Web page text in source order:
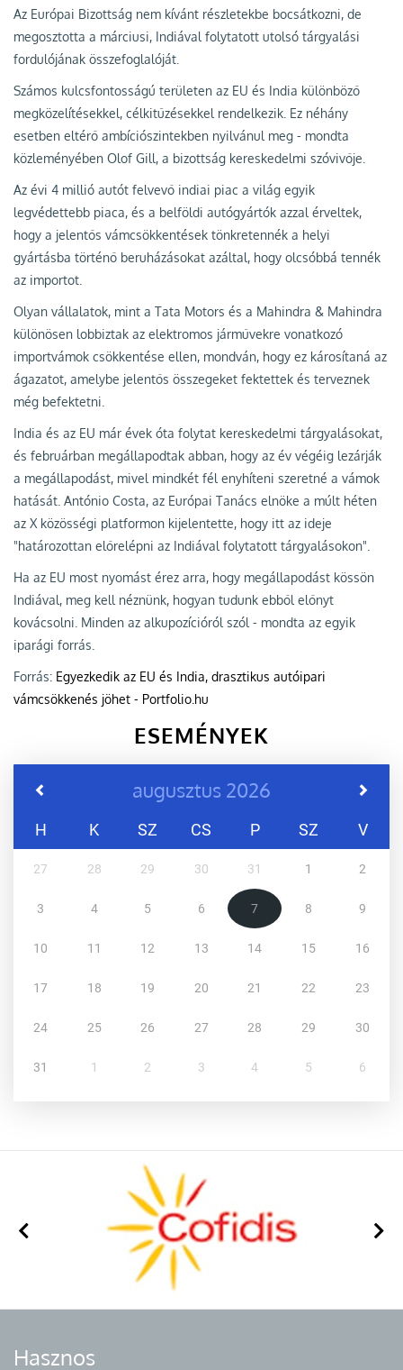
Az Európai Bizottság nem kívánt részletekbe bocsátkozni, de
megosztotta a márciusi, Indiával folytatott utolsó tárgyalási
fordulójának összefoglalóját.
Számos kulcsfontosságú területen az EU és India különböző
megközelítésekkel, célkitűzésekkel rendelkezik. Ez néhány
esetben eltérő ambíciószintekben nyilvánul meg - mondta
közleményében Olof Gill, a bizottság kereskedelmi szóvivője.
Az évi 4 millió autót felvevő indiai piac a világ egyik
legvédettebb piaca, és a belföldi autógyártók azzal érveltek,
hogy a jelentős vámcsökkentések tönkretennék a helyi
gyártásba történő beruházásokat azáltal, hogy olcsóbbá tennék
az importot.
Olyan vállalatok, mint a Tata Motors és a Mahindra & Mahindra
különösen lobbiztak az elektromos járművekre vonatkozó
importvámok csökkentése ellen, mondván, hogy ez károsítaná az
ágazatot, amelybe jelentős összegeket fektettek és terveznek
még befektetni.
India és az EU már évek óta folytat kereskedelmi tárgyalásokat,
és februárban megállapodtak abban, hogy az év végéig lezárják
a megállapodást, mivel mindkét fél enyhíteni szeretné a vámok
hatását. António Costa, az Európai Tanács elnöke a múlt héten
az X közösségi platformon kijelentette, hogy itt az ideje
"határozottan előrelépni az Indiával folytatott tárgyalásokon".
Ha az EU most nyomást érez arra, hogy megállapodást kössön
Indiával, meg kell néznünk, hogyan tudunk ebből előnyt
kovácsolni. Minden az alkupozícióról szól - mondta az egyik
iparági forrás.
Forrás: Egyezkedik az EU és India, drasztikus autóipari
vámcsökkenés jöhet - Portfolio.hu
ESEMÉNYEK
augusztus 2026
H K SZ CS P SZ V
27 28 29 30 31 1 2
3 4 5 6 7 8 9
10 11 12 13 14 15 16
17 18 19 20 21 22 23
24 25 26 27 28 29 30
31 1 2 3 4 5 6
Hasznos